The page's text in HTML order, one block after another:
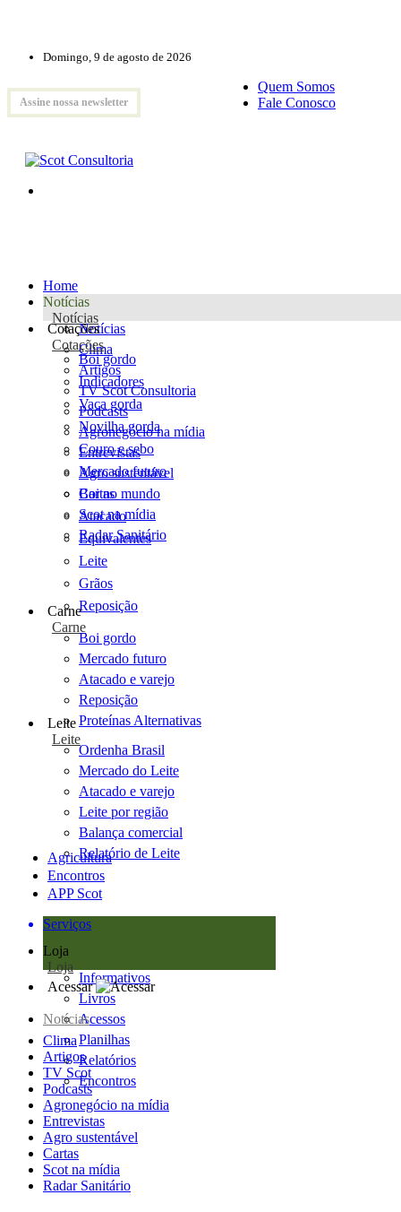
Domingo, 9 de agosto de 2026
Assine nossa newsletter
Quem Somos
Fale Conosco
Home
Notícias
Notícias
Notícias
Clima
Artigos
TV Scot Consultoria
Podcasts
Agronegócio na mídia
Entrevistas
Agro sustentável
Cartas
Scot na mídia
Radar Sanitário
Cotações
Cotações
Boi gordo
Indicadores
Vaca gorda
Novilha gorda
Couro e sebo
Mercado futuro
Boi no mundo
Atacado
Equivalentes
Leite
Grãos
Reposição
Carne
Carne
Boi gordo
Mercado futuro
Atacado e varejo
Reposição
Proteínas Alternativas
Leite
Leite
Ordenha Brasil
Mercado do Leite
Atacado e varejo
Leite por região
Balança comercial
Relatório de Leite
Agricultura
Encontros
APP Scot
Serviços
Loja
Loja
Informativos
Livros
Acessos
Planilhas
Relatórios
Encontros
Acessar
Notícias
Clima
Artigos
TV Scot
Podcasts
Agronegócio na mídia
Entrevistas
Agro sustentável
Cartas
Scot na mídia
Radar Sanitário